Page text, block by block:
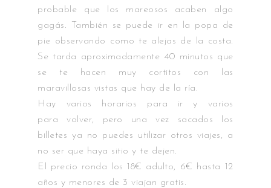
probable que los mareosos acaben algo
gagás. También se puede ir en la popa de
pie observando como te alejas de la costa.
Se tarda aproximadamente 40 minutos que
se te hacen muy cortitos con las
maravillosas vistas que hay de la ría.
Hay varios horarios para ir y varios
para volver, pero una vez sacados los
billetes ya no puedes utilizar otros viajes, a
no ser que haya sitio y te dejen.
El precio ronda los 18€ adulto, 6€ hasta 12
años y menores de 3 viajan gratis.